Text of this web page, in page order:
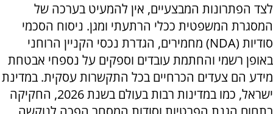
לצד הפתרונות המבצעיים, אין להמעיט בערכה של
המסגרת המשפטית ככלי הרתעתי ומגן. ניסוח הסכמי
סודיות (NDA) מחמירים, הגדרת נכסי הקניין הרוחני
באופן רשמי והחתמת עובדים וספקים על נספחי אבטחת
מידע הם צעדים הכרחיים בכל התקשרות עסקית. במדינת
ישראל, כמו במדינות רבות בעולם בשנת 2026, החקיקה